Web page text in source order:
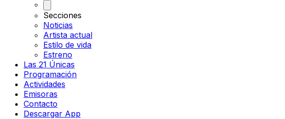
Secciones
Noticias
Artista actual
Estilo de vida
Estreno
Las 21 Únicas
Programación
Actividades
Emisoras
Contacto
Descargar App